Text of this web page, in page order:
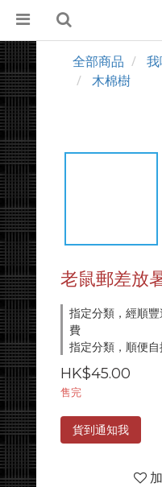
全部商品
木棉樹
老鼠郵差放
指定分類，經順
費
指定分類，順便
HK$45.00
售完
貨到通知我